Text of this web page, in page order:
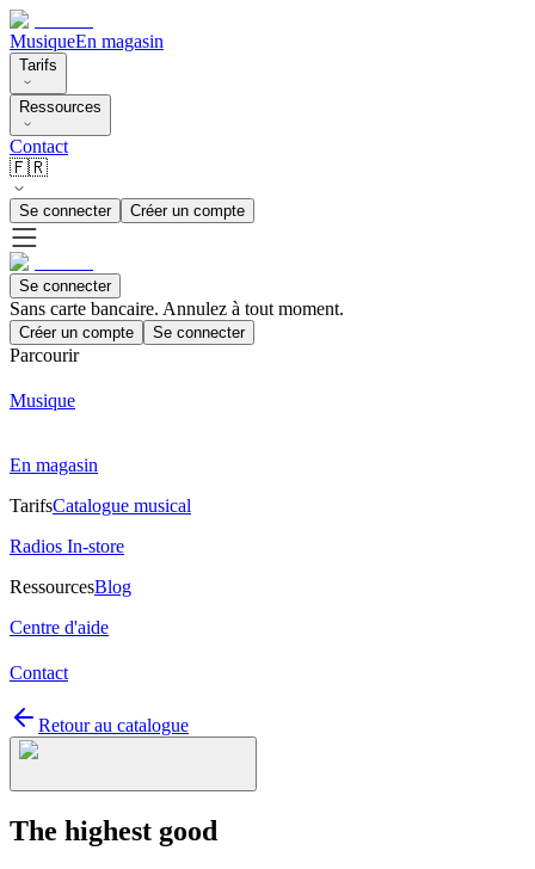
MusiqueEn magasin
Tarifs
Ressources
Contact
🇫🇷
Se connecter Créer un compte
Se connecter
Sans carte bancaire. Annulez à tout moment.
Créer un compte Se connecter
Parcourir
Musique
En magasin
TarifsCatalogue musical
Radios In-store
RessourcesBlog
Centre d'aide
Contact
Retour au catalogue
The highest good